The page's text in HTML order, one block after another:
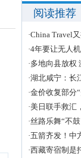
阅读推荐
·China Travel
·4年要让无人
·多地向县放权
·湖北咸宁：长
·金价收复部分
·美日联手救汇
·丝路乐舞“不
·五箭齐发！中
·西藏寄宿制是